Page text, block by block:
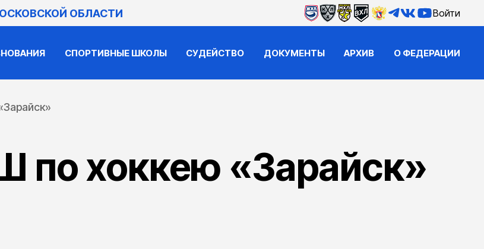
ОБЛАСТИ Войти
СПОРТИВНЫЕ ШКОЛЫ СУДЕЙСТВО ДОКУМЕНТЫ АРХИВ О ФЕДЕРАЦИИ
хоккею «Зарайск»